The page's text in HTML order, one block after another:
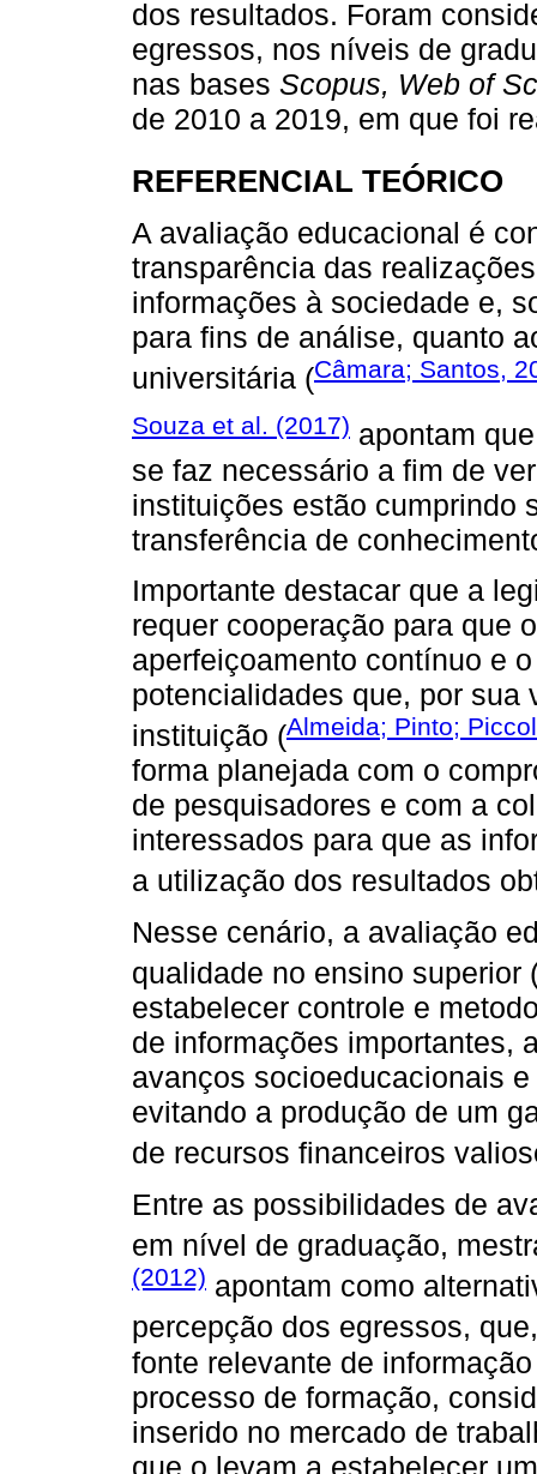
dos resultados. Foram
egressos, nos níveis de
nas bases Scopus, Web of
de 2010 a 2019, em que foi
REFERENCIAL TEÓRICO
A avaliação educacional é
transparência das
informações à sociedade e,
para fins de análise, quanto
universitária (Câmara; Santos,
Souza et al. (2017) apontam
se faz necessário a fim de
instituições estão cumprindo
transferência de
Importante destacar que a
requer cooperação para que
aperfeiçoamento contínuo e
potencialidades que, por sua
instituição (Almeida; Pinto;
forma planejada com o
de pesquisadores e com a
interessados para que as
a utilização dos resultados
Nesse cenário, a avaliação
qualidade no ensino superior
estabelecer controle e
de informações importantes,
avanços socioeducacionais
evitando a produção de um
de recursos financeiros
Entre as possibilidades de
em nível de graduação,
(2012) apontam como
percepção dos egressos,
fonte relevante de
processo de formação,
inserido no mercado de
que o levam a estabelecer